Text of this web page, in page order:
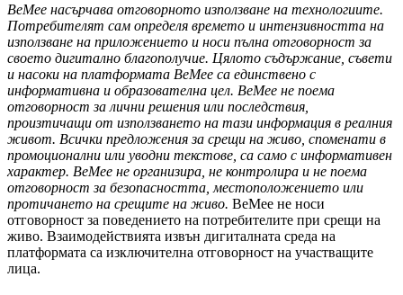
BeMee насърчава отговорното използване на технологиите.
Потребителят сам определя времето и интензивността на
използване на приложението и носи пълна отговорност за
своето дигитално благополучие. Цялото съдържание, съвети
и насоки на платформата BeMee са единствено с
информативна и образователна цел. BeMee не поема
отговорност за лични решения или последствия,
произтичащи от използването на тази информация в реалния
живот. Всички предложения за срещи на живо, споменати в
промоционални или уводни текстове, са само с информативен
характер. BeMee не организира, не контролира и не поема
отговорност за безопасността, местоположението или
протичането на срещите на живо. BeMee не носи
отговорност за поведението на потребителите при срещи на
живо. Взаимодействията извън дигиталната среда на
платформата са изключителна отговорност на участващите
лица.